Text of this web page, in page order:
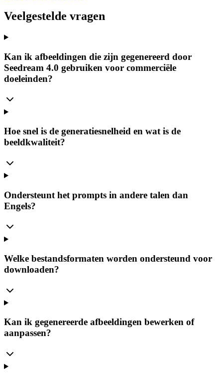
Veelgestelde vragen
Kan ik afbeeldingen die zijn gegenereerd door
Seedream 4.0 gebruiken voor commerciële
doeleinden?
Hoe snel is de generatiesnelheid en wat is de
beeldkwaliteit?
Ondersteunt het prompts in andere talen dan
Engels?
Welke bestandsformaten worden ondersteund voor
downloaden?
Kan ik gegenereerde afbeeldingen bewerken of
aanpassen?